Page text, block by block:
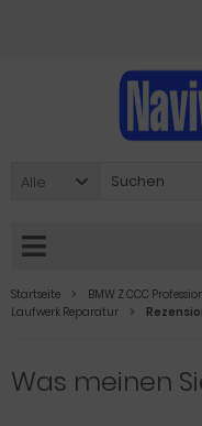
Alle
Startseite
BMW Z CCC
Laufwerk Reparatur
Was meinen